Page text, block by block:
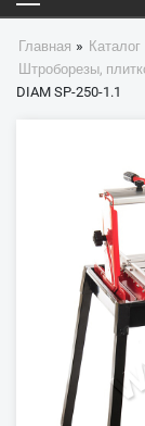
Главная » Каталог
Штроборезы,
DIAM SP-250-1.1